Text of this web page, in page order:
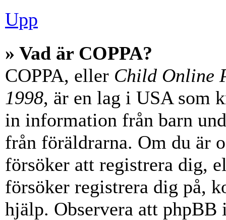
Upp
» Vad är COPPA?
COPPA, eller Child Online
1998, är en lag i USA som
in information från barn
från föräldrarna. Om du är
försöker att registrera dig,
försöker registrera dig på,
hjälp. Observera att